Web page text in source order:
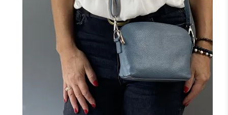
NOIR BORDEAUX
CAMELTAUPE
FONCÉ
JAUNE
+1
J'ajoute à mon panier !